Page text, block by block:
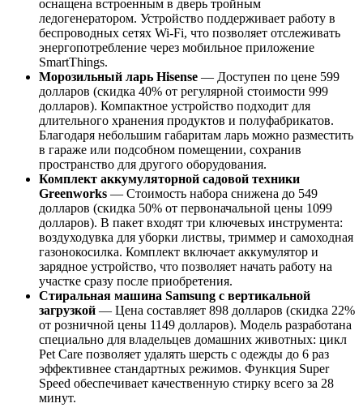
оснащена встроенным в дверь тройным
ледогенератором. Устройство поддерживает работу в
беспроводных сетях Wi-Fi, что позволяет отслеживать
энергопотребление через мобильное приложение
SmartThings.
Морозильный ларь Hisense — Доступен по цене 599
долларов (скидка 40% от регулярной стоимости 999
долларов). Компактное устройство подходит для
длительного хранения продуктов и полуфабрикатов.
Благодаря небольшим габаритам ларь можно разместить
в гараже или подсобном помещении, сохранив
пространство для другого оборудования.
Комплект аккумуляторной садовой техники
Greenworks — Стоимость набора снижена до 549
долларов (скидка 50% от первоначальной цены 1099
долларов). В пакет входят три ключевых инструмента:
воздуходувка для уборки листвы, триммер и самоходная
газонокосилка. Комплект включает аккумулятор и
зарядное устройство, что позволяет начать работу на
участке сразу после приобретения.
Стиральная машина Samsung с вертикальной
загрузкой — Цена составляет 898 долларов (скидка 22%
от розничной цены 1149 долларов). Модель разработана
специально для владельцев домашних животных: цикл
Pet Care позволяет удалять шерсть с одежды до 6 раз
эффективнее стандартных режимов. Функция Super
Speed обеспечивает качественную стирку всего за 28
минут.